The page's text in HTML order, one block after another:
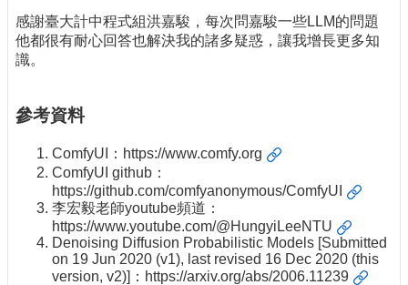
感謝臺大計中程式組洪嘉駿，每次問嘉駿一些LLM的問題
他都很有耐心回答也解決我的諸多疑惑，讓我增長更多知
識。
參考資料
ComfyUI： https://www.comfy.org
ComfyUI github：
https://github.com/comfyanonymous/ComfyUI
李宏毅老師youtube頻道：
https://www.youtube.com/@HungyiLeeNTU
Denoising Diffusion Probabilistic Models [Submitted
on 19 Jun 2020 (v1), last revised 16 Dec 2020 (this
version, v2)]： https://arxiv.org/abs/2006.11239